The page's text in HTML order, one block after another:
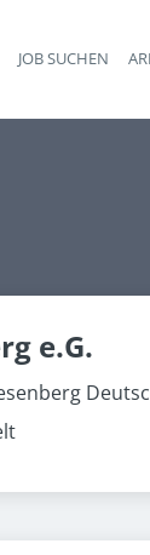
JOB SUCHEN
e.G.